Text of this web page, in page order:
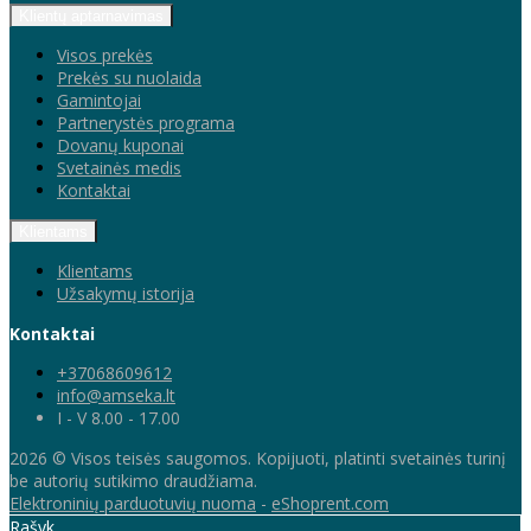
Visos prekės
Prekės su nuolaida
Gamintojai
Partnerystės programa
Dovanų kuponai
Svetainės medis
Kontaktai
Klientams
Užsakymų istorija
Kontaktai
+37068609612
info@amseka.lt
I - V 8.00 - 17.00
2026 © Visos teisės saugomos. Kopijuoti, platinti svetainės turinį
be autorių sutikimo draudžiama.
Elektroninių parduotuvių nuoma - eShoprent.com